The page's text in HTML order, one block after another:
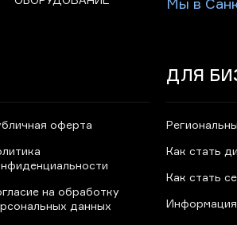
Мы в
оферта
на обработку
данных
ДЛЯ
Как стать
Как стать